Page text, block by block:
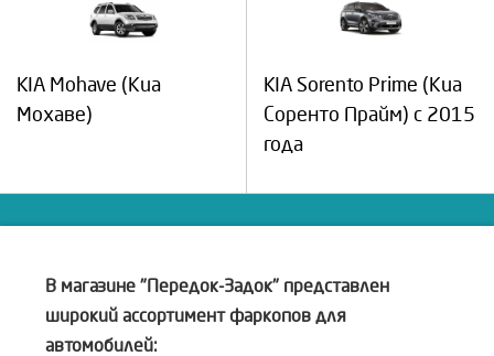
KIA Mohave (Киа
Мохаве)
KIA Sorento Prime (Киа
Соренто Прайм) с 2015
года
В магазине "Передок-Задок" представлен
широкий ассортимент фаркопов для
автомобилей: